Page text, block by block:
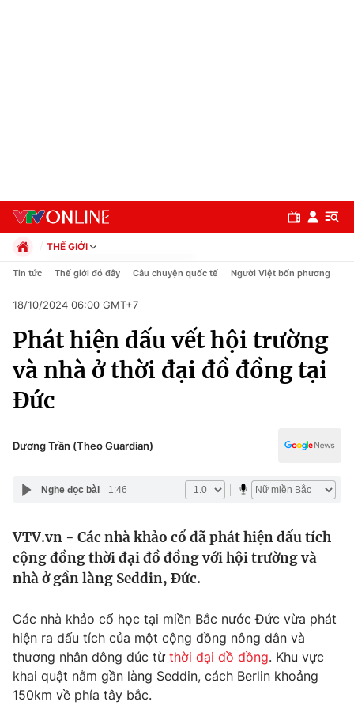
Chuyên mục
Chính trị
Xã hội
Pháp luật
Y tế
Thế giới
Tin tức
Câu chuyện quốc tế
Kinh tế
Tài chính
Thị trường
Góc doanh nghiệp
Dữ liệu và đời sống
Truyền hình
THẾ GIỚI
Chính trị
Pháp luật
Kinh tế
Thể thao
Truyền hình
Văn hóa - Giải trí
Công nghệ
Tin tức Thế giới đó đây Câu chuyện quốc tế Người Việt bốn phương
18/10/2024 06:00 GMT+7
Phát hiện dấu vết hội trường
và nhà ở thời đại đồ đồng tại
Đức
Dương Trần (Theo Guardian)
Nghe đọc bài 1:46
VTV.vn - Các nhà khảo cổ đã phát hiện dấu tích
cộng đồng thời đại đồ đồng với hội trường và
nhà ở gần làng Seddin, Đức.
Các nhà khảo cổ học tại miền Bắc nước Đức vừa phát
hiện ra dấu tích của một cộng đồng nông dân và
thương nhân đông đúc từ thời đại đồ đồng. Khu vực
khai quật nằm gần làng Seddin, cách Berlin khoảng
150km về phía tây bắc.